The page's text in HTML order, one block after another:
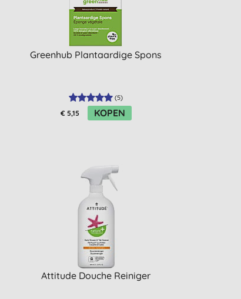
Greenhub Plantaardige Spons
(5)
€ 5,15 KOPEN
Attitude Douche Reiniger